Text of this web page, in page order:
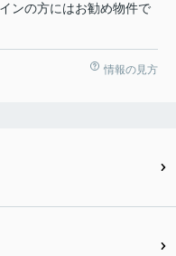
ンの方にはお勧め物件で
情報の見方